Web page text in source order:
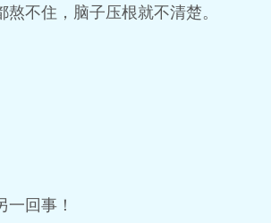
不住，脑子压根就不清楚。
回事！